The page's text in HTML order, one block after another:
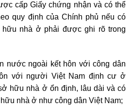
cấp Giấy chứng nhận và có thể
quy định của Chính phủ nếu có
nhà ở phải được ghi rõ trong
nước ngoài kết hôn với công dân
với người Việt Nam định cư ở
hữu nhà ở ổn định, lâu dài và có
nhà ở như công dân Việt Nam;